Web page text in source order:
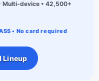
Multi-device • 42,500+
• No card required
Lineup